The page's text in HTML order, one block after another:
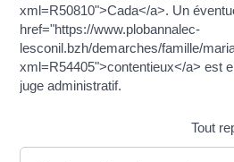
xml=R50810">Cada</a>. Un
href="https://www.plobannalec-
lesconil.bzh/demarches/famille/
xml=R54405">contentieux</a> est
juge administratif.
Tout